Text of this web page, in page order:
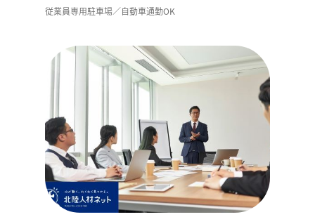
従業員専用駐車場／自動車通勤OK